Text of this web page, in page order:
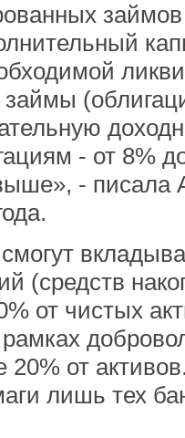
- от 8%
- писала
(средств
от чистых
от
лишь тех